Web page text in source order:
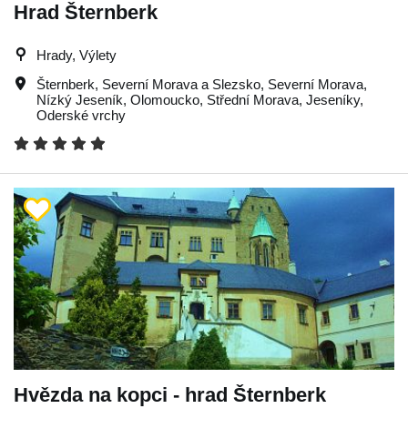
Hrad Šternberk
Hrady, Výlety
Šternberk, Severní Morava a Slezsko, Severní Morava,
Nízký Jeseník, Olomoucko, Střední Morava, Jeseníky,
Oderské vrchy
Hvězda na kopci - hrad Šternberk